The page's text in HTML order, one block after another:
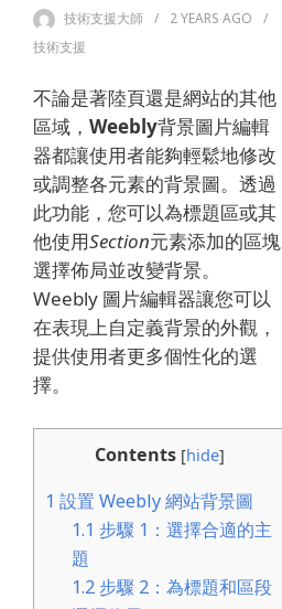
技術支援大師 2 YEARS AGO
技術支援
不論是著陸頁還是網站的其他
區域， Weebly背景圖片編輯
器都讓使用者能夠輕鬆地修改
或調整各元素的背景圖。透過
此功能，您可以為標題區或其
他使用Section元素添加的區塊
選擇佈局並改變背景。
Weebly 圖片編輯器讓您可以
在表現上自定義背景的外觀，
提供使用者更多個性化的選
擇。
Contents [hide]
1 設置 Weebly 網站背景圖
1.1 步驟 1：選擇合適的主
題
1.2 步驟 2：為標題和區段